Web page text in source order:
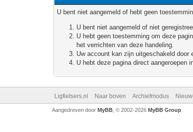
U bent niet aangemeld of hebt geen
U bent niet aangemeld of niet
U hebt geen toestemming om deze
het verrichten van deze handeling.
Uw account kan zijn uitgeschakeld door
U hebt deze pagina direct aangeroepen
Ligfietsers.nl Naar boven Archiefmodus
Aangedreven door MyBB, © 2002-2026 MyBB Group.